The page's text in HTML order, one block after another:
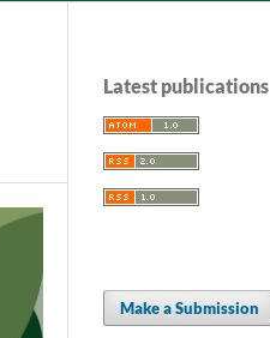
Latest publications
Make a Submission